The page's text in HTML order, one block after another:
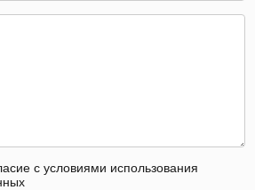
с условиями использования